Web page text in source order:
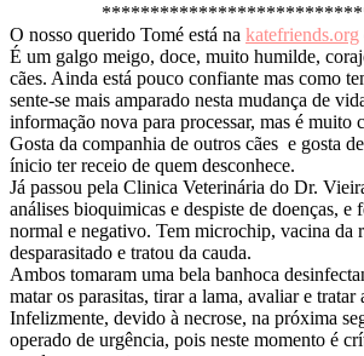
O nosso querido Tomé está na katefriends.org
É um galgo meigo, doce, muito humilde,
cães. Ainda está pouco confiante mas como
sente-se mais amparado nesta mudança de
informação nova para processar, mas é muito
Gosta da companhia de outros cães e gosta
ínicio ter receio de quem desconhece.
Já passou pela Clinica Veterinária do Dr.
análises bioquimicas e despiste de doenças, e
normal e negativo. Tem microchip, vacina da
desparasitado e tratou da cauda.
Ambos tomaram uma bela banhoca
matar os parasitas, tirar a lama, avaliar e tratar
Infelizmente, devido à necrose, na próxima
operado de urgência, pois neste momento é